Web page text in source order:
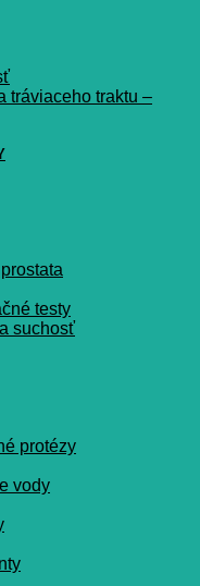
tráviaceho traktu –
testy
suchosť
protézy
vody